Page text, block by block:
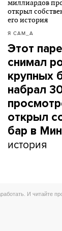
Я САМ_А
Этот
снимал
крупных
набрал
открыл
бар в
история